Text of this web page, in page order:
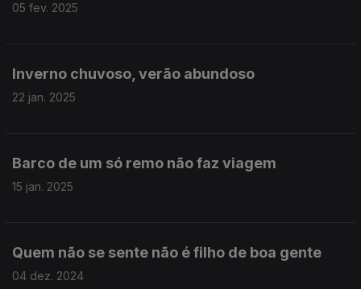
05 fev. 2025
Inverno chuvoso, verão abundoso
22 jan. 2025
Barco de um só remo não faz viagem
15 jan. 2025
Quem não se sente não é filho de boa gente
04 dez. 2024